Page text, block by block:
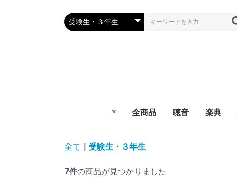
* 全商品 聴音 楽典
全て | 受験生・３年生
7件の商品が見つかりました